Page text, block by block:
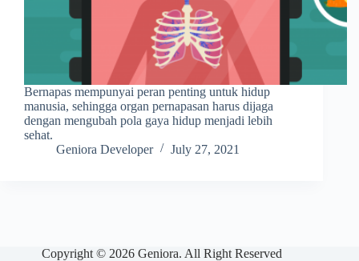
Bernapas mempunyai peran penting untuk hidup
manusia, sehingga organ pernapasan harus dijaga
dengan mengubah pola gaya hidup menjadi lebih
sehat.
Geniora Developer
July 27, 2021
Copyright © 2026 Geniora. All Right Reserved